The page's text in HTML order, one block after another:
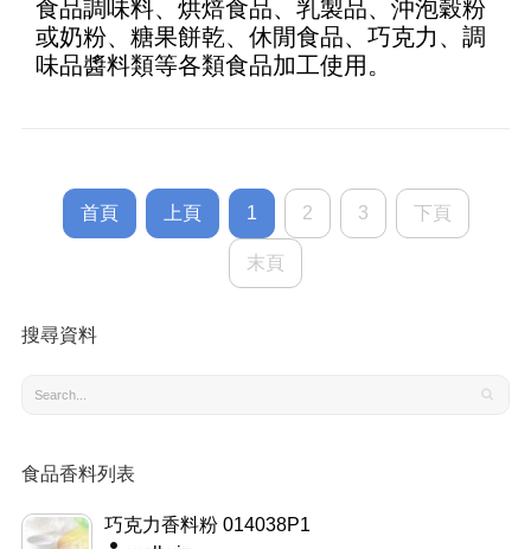
食品調味料、烘焙食品、乳製品、沖泡穀粉
或奶粉、糖果餅乾、休閒食品、巧克力、調
味品醬料類等各類食品加工使用。
首頁 上頁 1 2 3 下頁
末頁
搜尋資料
食品香料列表
巧克力香料粉 014038P1